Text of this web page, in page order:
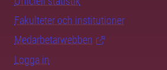
Fakulteter och institutioner
Medarbetarwebben
Logga in